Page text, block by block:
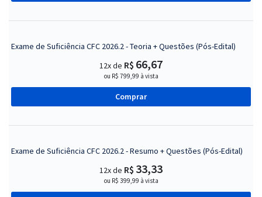
Exame de Suficiência CFC 2026.2 - Teoria + Questões (Pós-Edital)
12x de R$ 66,67
ou R$ 799,99 à vista
Comprar
Exame de Suficiência CFC 2026.2 - Resumo + Questões (Pós-Edital)
12x de R$ 33,33
ou R$ 399,99 à vista